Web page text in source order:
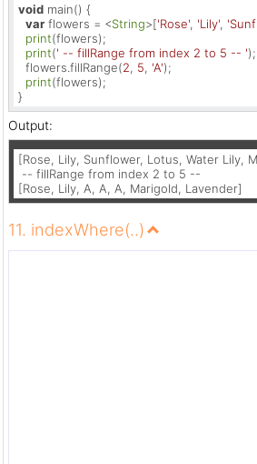
void main() {
var flowers = <String>['Rose', 'Lily',
print(flowers);
print(' -- fillRange from index 2 to 5 -- ');
  flowers.fillRange(
2, 5, 'A');
print(flowers);
}
Output:
[Rose, Lily, Sunflower, Lotus, Water Lily,
-- fillRange from index 2 to 5 --
[Rose, Lily, A, A, A, Marigold, Lavender]
11. indexWhere(..)